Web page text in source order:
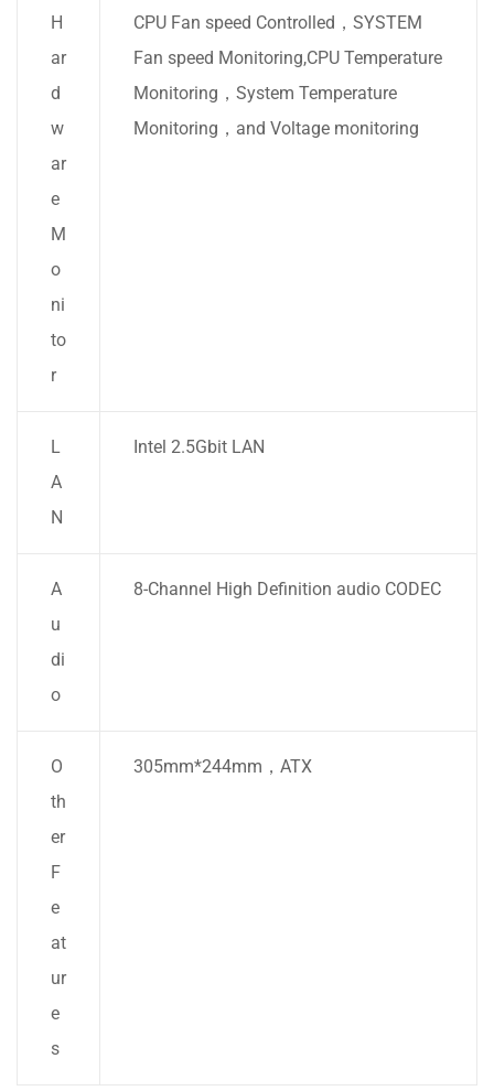
H
ar
d
w
ar
e
M
o
ni
to
r
CPU Fan speed Controlled，SYSTEM
Fan speed Monitoring,CPU Temperature
Monitoring，System Temperature
Monitoring，and Voltage monitoring
L
A
N
Intel 2.5Gbit LAN
A
u
di
o
8-Channel High Definition audio CODEC
O
th
er
F
e
at
ur
e
s
305mm*244mm，ATX